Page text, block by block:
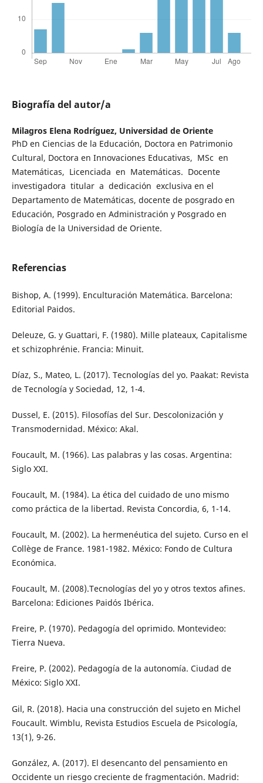
Biografía del autor/a
Milagros Elena Rodríguez, Universidad de Oriente
PhD en Ciencias de la Educación, Doctora en Patrimonio
Cultural, Doctora en Innovaciones Educativas, MSc en
Matemáticas, Licenciada en Matemáticas. Docente
investigadora titular a dedicación exclusiva en el
Departamento de Matemáticas, docente de posgrado en
Educación, Posgrado en Administración y Posgrado en
Biología de la Universidad de Oriente.
Referencias
Bishop, A. (1999). Enculturación Matemática. Barcelona:
Editorial Paidos.
Deleuze, G. y Guattari, F. (1980). Mille plateaux, Capitalisme
et schizophrénie. Francia: Minuit.
Díaz, S., Mateo, L. (2017). Tecnologías del yo. Paakat: Revista
de Tecnología y Sociedad, 12, 1-4.
Dussel, E. (2015). Filosofías del Sur. Descolonización y
Transmodernidad. México: Akal.
Foucault, M. (1966). Las palabras y las cosas. Argentina:
Siglo XXI.
Foucault, M. (1984). La ética del cuidado de uno mismo
como práctica de la libertad. Revista Concordia, 6, 1-14.
Foucault, M. (2002). La hermenéutica del sujeto. Curso en el
Collège de France. 1981-1982. México: Fondo de Cultura
Económica.
Foucault, M. (2008).Tecnologías del yo y otros textos afines.
Barcelona: Ediciones Paidós Ibérica.
Freire, P. (1970). Pedagogía del oprimido. Montevideo:
Tierra Nueva.
Freire, P. (2002). Pedagogía de la autonomía. Ciudad de
México: Siglo XXI.
Gil, R. (2018). Hacia una construcción del sujeto en Michel
Foucault. Wimblu, Revista Estudios Escuela de Psicología,
13(1), 9-26.
González, A. (2017). El desencanto del pensamiento en
Occidente un riesgo creciente de fragmentación. Madrid: